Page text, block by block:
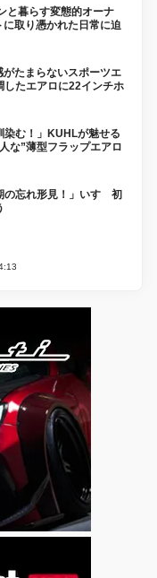
と暮らす変態的オーナ
取り憑かれた日常に迫
たまらないスポーツエ
したエアロに22インチホ
染む！」KUHLが魅せる
な”薄型フラップエアロ
の忘れ形見！」いすゞ初